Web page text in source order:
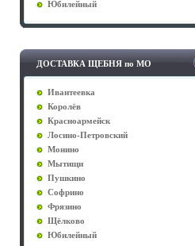
Юбилейный
ДОСТАВКА ЩЕБНЯ по МО
Ивантеевка
Королёв
Красноармейск
Лосино-Петровский
Монино
Мытищи
Пушкино
Софрино
Фрязино
Щёлково
Юбилейный